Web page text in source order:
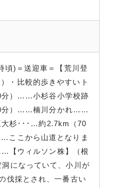
頃)＝送迎車＝【荒川登
・比較的歩きやすいト
分）……小杉谷小学校跡
分）……楠川分かれ……
杉･･･…約2.7km（70
こから山道となりま
【ウィルソン株】（根
になっていて、小川が
伐採とされ、一番古い